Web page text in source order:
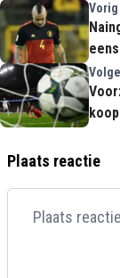
Vorig
Plaats reactie